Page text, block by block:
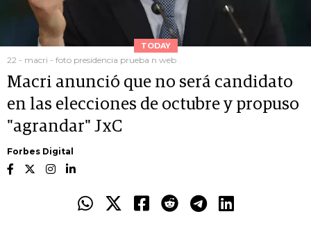
TODAY
22 - macri - foto presidencia prueba n web
Macri anunció que no será candidato
en las elecciones de octubre y propuso
"agrandar" JxC
Forbes Digital